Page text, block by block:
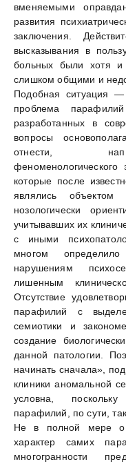
вменяемыми
развития
заключения.
высказывания в
больных были хотя
слишком общими и
Подобная ситуация —
проблема
разработанных в
вопросы
отнести,
которые после
являлись объектом
нозологически
учитывавших их
с иными
многом
нарушениям
лишенным
Отсутствие
парафилий с
семиотики и
создание
данной патологии.
начинать сначала»,
клиники аномальной
условна, поскольку
парафилий, по сути,
Не в полной мере
характер самих
многогранности